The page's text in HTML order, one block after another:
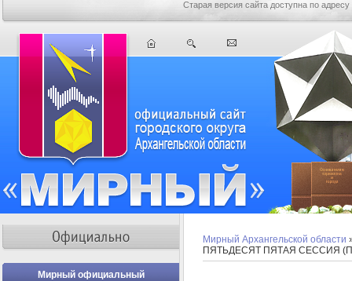
Старая версия сайта доступна по адресу
Мирный официальный
Мирный Архангельской области
ПЯТЬДЕСЯТ ПЯТАЯ СЕССИЯ